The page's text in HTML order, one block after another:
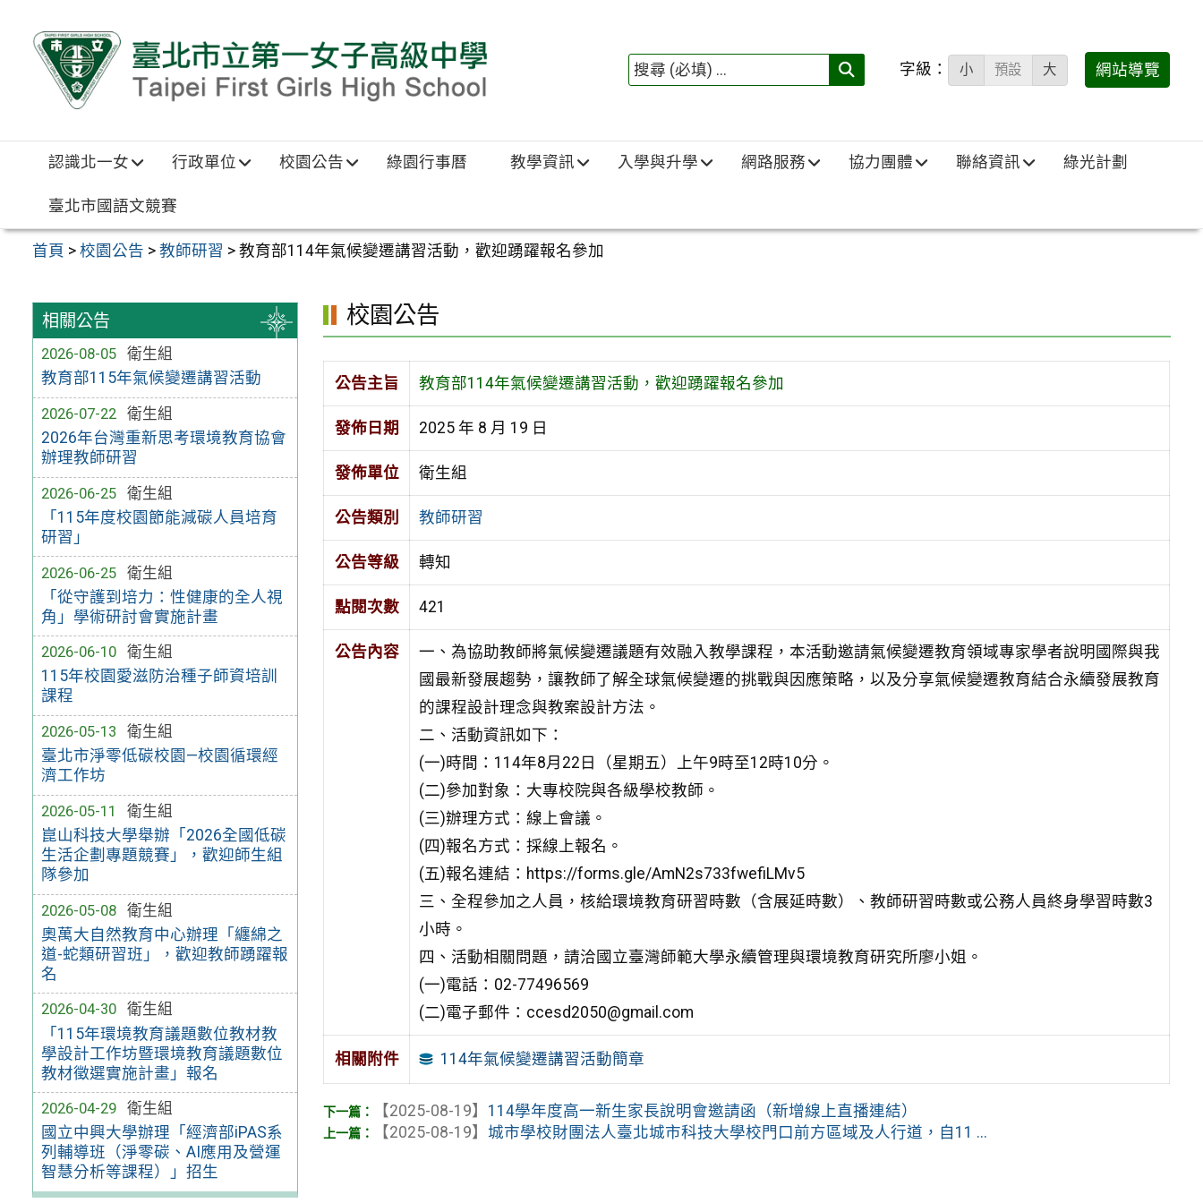
搜
填)：
字級： 小 預設 大 網站導覽
認識北一女 行政單位 校園公告 綠園行事曆 教學資訊 入學與升學 網路服務 協力團體 聯絡資訊 綠光計劃
臺北市國語文競賽
首頁 >校園公告 >教師研習 >教育部114年氣候變遷講習活動，歡迎踴躍報名參加
相關公告
2026-08-05
衛生組
教育部115年氣候變遷講習活動
2026-07-22
衛生組
2026年台灣重新思考環境教育協會
辦理教師研習
2026-06-25
衛生組
「115年度校園節能減碳人員培育
研習」
2026-06-25
衛生組
「從守護到培力：性健康的全人視
角」學術研討會實施計畫
2026-06-10
衛生組
115年校園愛滋防治種子師資培訓
課程
2026-05-13
衛生組
臺北市淨零低碳校園—校園循環經
濟工作坊
2026-05-11
衛生組
崑山科技大學舉辦「2026全國低碳
生活企劃專題競賽」，歡迎師生組
隊參加
2026-05-08
衛生組
奧萬大自然教育中心辦理「纏綿之
道-蛇類研習班」，歡迎教師踴躍報
名
2026-04-30
衛生組
「115年環境教育議題數位教材教
學設計工作坊暨環境教育議題數位
教材徵選實施計畫」報名
2026-04-29
衛生組
國立中興大學辦理「經濟部iPAS系
列輔導班（淨零碳、AI應用及營運
智慧分析等課程）」招生
校園公告
公告主旨 教育部114年氣候變遷講習活動，歡迎踴躍報名參加
發佈日期 2025 年 8 月 19 日
發佈單位 衛生組
公告類別 教師研習
公告等級 轉知
點閱次數 421
公告內容
一、為協助教師將氣候變遷議題有效融入教學課程，本活動邀請氣候變遷教育領域專家學者說明國際與我
國最新發展趨勢，讓教師了解全球氣候變遷的挑戰與因應策略，以及分享氣候變遷教育結合永續發展教育
的課程設計理念與教案設計方法。
二、活動資訊如下：
(一)時間：114年8月22日（星期五）上午9時至12時10分。
(二)參加對象：大專校院與各級學校教師。
(三)辦理方式：線上會議。
(四)報名方式：採線上報名。
(五)報名連結：https://forms.gle/AmN2s733fwefiLMv5
三、全程參加之人員，核給環境教育研習時數（含展延時數）、教師研習時數或公務人員終身學習時數3
小時。
四、活動相關問題，請洽國立臺灣師範大學永續管理與環境教育研究所廖小姐。
(一)電話：02-77496569
(二)電子郵件：ccesd2050@gmail.com
相關附件 114年氣候變遷講習活動簡章
【2025-08-19】 114學年度高一新生家長說明會邀請函（新增線上直播連結）
【2025-08-19】城市學校財團法人臺北城市科技大學校門口前方區域及人行道，自11 ...